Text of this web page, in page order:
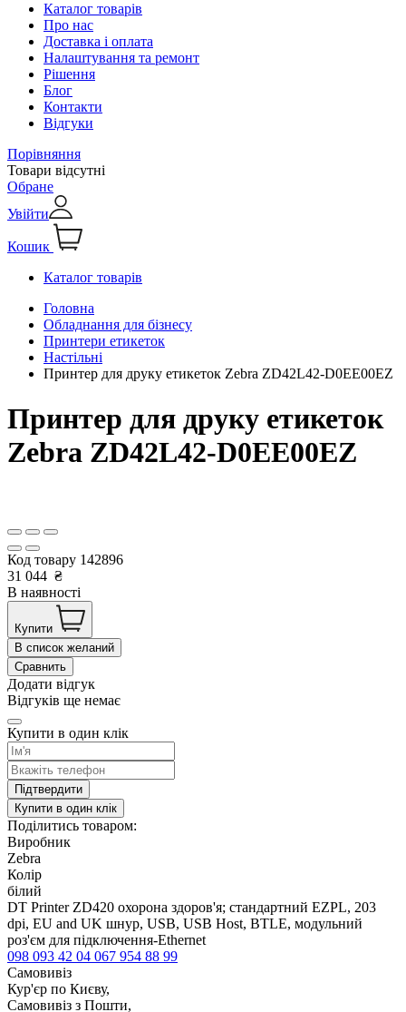
Каталог товарів
Про нас
Доставка і оплата
Налаштування та ремонт
Рішення
Блог
Контакти
Відгуки
Порівняння
Товари відсутні
Обране
Увійти
Кошик
Каталог товарів
Головна
Обладнання для бізнесу
Принтери етикеток
Настільні
Принтер для друку етикеток Zebra ZD42L42-D0EE00EZ
Принтер для друку етикеток
Zebra ZD42L42-D0EE00EZ
Код товару 142896
31 044 ₴
В наявності
Купити
В список желаний
Сравнить
Додати відгук
Відгуків ще немає
Купити в один клік
Підтвердити
Купити в один клік
Поділитись товаром:
Виробник
Zebra
Колір
білий
DT Printer ZD420 охорона здоров'я; стандартний EZPL, 203
dpi, EU and UK шнур, USB, USB Host, BTLE, модульний
роз'єм для підключення-Ethernet
098 093 42 04 067 954 88 99
Самовивіз
Кур'єр по Києву,
Самовивіз з Пошти,